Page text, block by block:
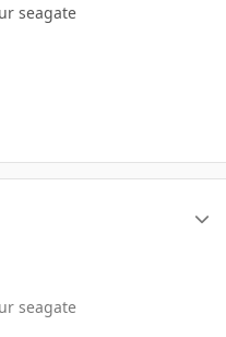
seagate
seagate